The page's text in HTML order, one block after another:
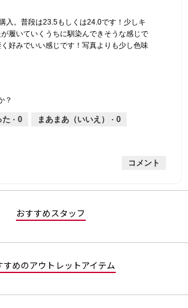
入。普段は23.5もしくは24.0です！少しキ
履いていくうちに馴染んできそうな感じで
好みでいい感じです！写真よりも少し色味
？
· 0 まあまあ（いいえ） · 0
コメント
おすすめスタッフ
すめのアウトレットアイテム